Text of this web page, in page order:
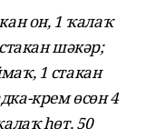
он, 1 ҡалаҡ
шәкәр;
1 стакан
крем өсөн 4
һөт, 50